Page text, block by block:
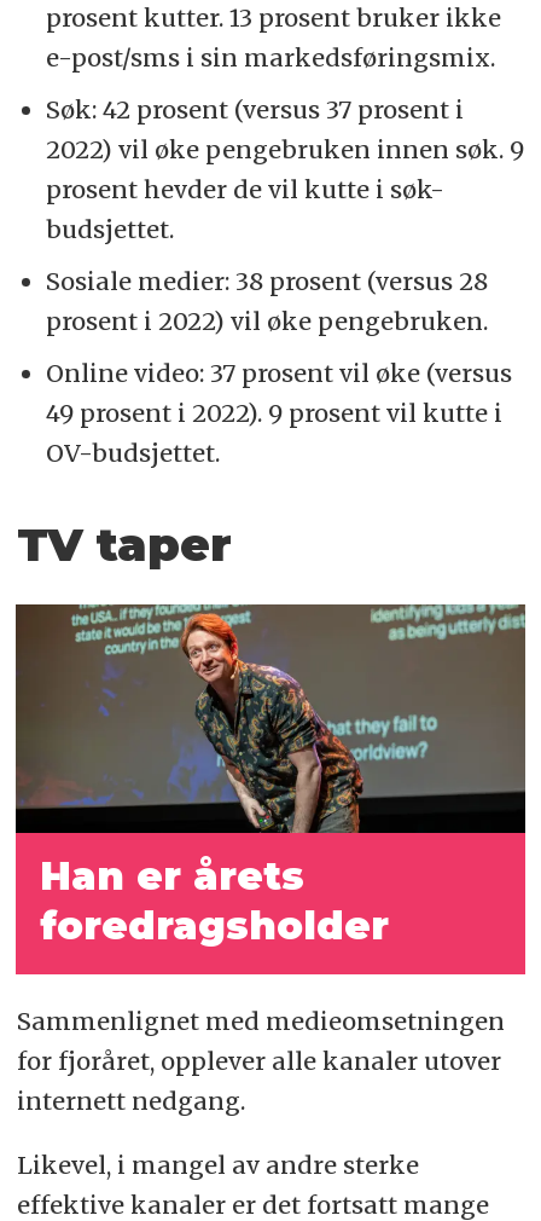
prosent kutter. 13 prosent bruker ikke
e-post/sms i sin markedsføringsmix.
Søk: 42 prosent (versus 37 prosent i
2022) vil øke pengebruken innen søk. 9
prosent hevder de vil kutte i søk-
budsjettet.
Sosiale medier: 38 prosent (versus 28
prosent i 2022) vil øke pengebruken.
Online video: 37 prosent vil øke (versus
49 prosent i 2022). 9 prosent vil kutte i
OV-budsjettet.
TV taper
Han er årets
foredragsholder
Sammenlignet med medieomsetningen
for fjoråret, opplever alle kanaler utover
internett nedgang.
Likevel, i mangel av andre sterke
effektive kanaler er det fortsatt mange